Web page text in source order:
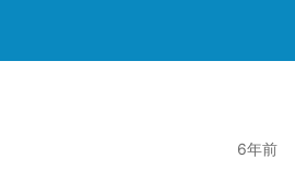
6年前